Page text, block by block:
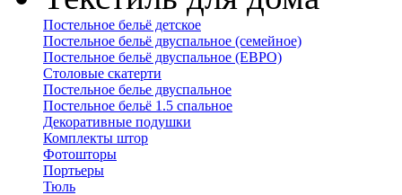
Постельное бельё детское
Постельное бельё двуспальное (семейное)
Постельное бельё двуспальное (ЕВРО)
Столовые скатерти
Постельное белье двуспальное
Постельное бельё 1.5 спальное
Декоративные подушки
Комплекты штор
Фотошторы
Портьеры
Тюль